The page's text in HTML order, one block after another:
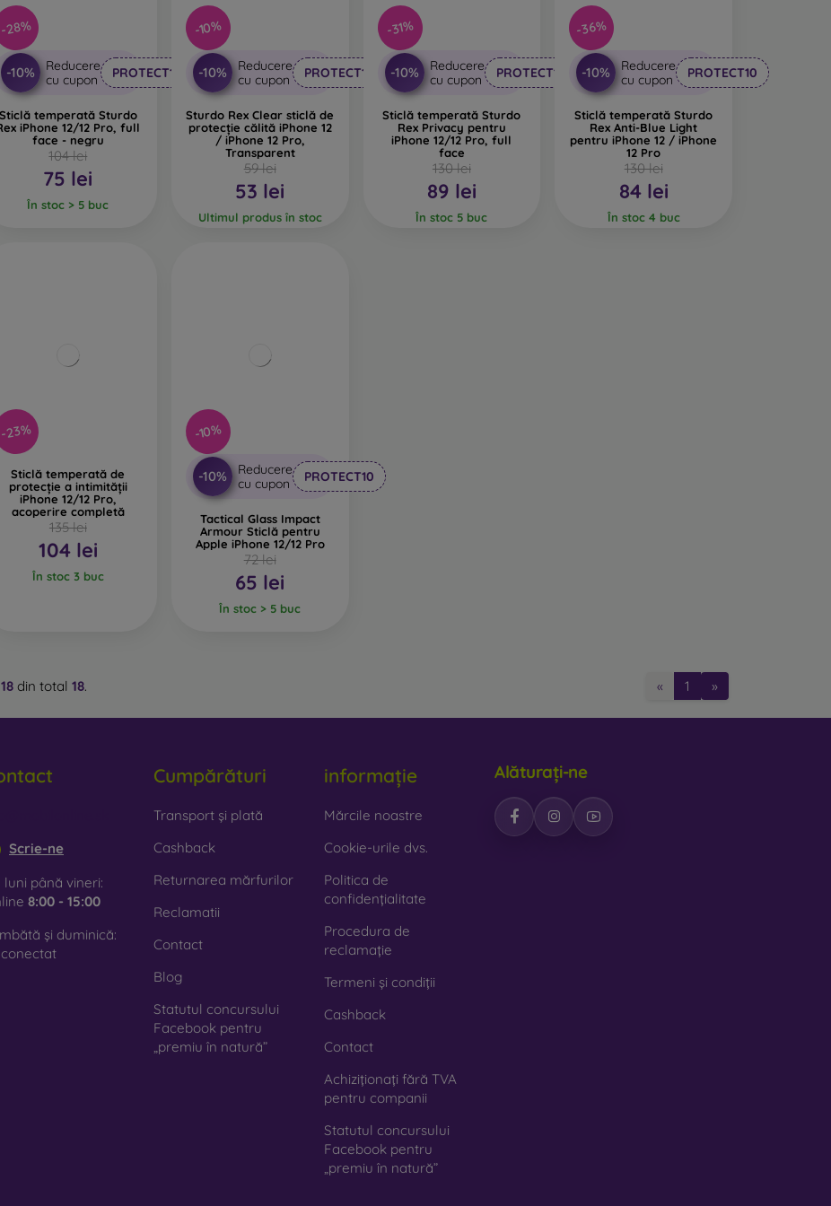
-28%
-10%
Reducere
cu cupon
PROTECT10
Sticlă temperată Sturdo
iPhone 12/12 Pro, full
face - negru
104 lei
75 lei
În stoc > 5 buc
-10%
-10%
Reducere
cu cupon
PROTECT10
Sturdo Rex Clear sticlă de
protecție călită iPhone 12
/ iPhone 12 Pro,
Transparent
59 lei
53 lei
Ultimul produs în stoc
-31%
-10%
Reducere
cu cupon
PROTECT10
Sticlă temperată Sturdo
Rex Privacy pentru
iPhone 12/12 Pro, full
face
130 lei
89 lei
În stoc 5 buc
-36%
-10%
Reducere
cu cupon
PROTECT10
Sticlă temperată Sturdo
Rex Anti-Blue Light
pentru iPhone 12 / iPhone
12 Pro
130 lei
84 lei
În stoc 4 buc
-23%
Sticlă temperată de
protecție a intimității
iPhone 12/12 Pro,
acoperire completă
135 lei
104 lei
În stoc 3 buc
-10%
-10%
Reducere
cu cupon
PROTECT10
Tactical Glass Impact
Armour Sticlă pentru
Apple iPhone 12/12 Pro
72 lei
65 lei
În stoc > 5 buc
18 din total 18. « 1 »
Scrie-ne
luni până vineri:
8:00 - 15:00
și duminică:
Cumpărături
Transport și plată
Cashback
Returnarea mărfurilor
Reclamatii
Contact
Blog
Statutul concursului
Facebook pentru
„premiu în natură”
informație
Mărcile noastre
Cookie-urile dvs.
Politica de
confidențialitate
Procedura de
reclamație
Termeni și condiții
Cashback
Contact
Achiziționați fără TVA
pentru companii
Statutul concursului
Facebook pentru
„premiu în natură”
Alăturați-ne